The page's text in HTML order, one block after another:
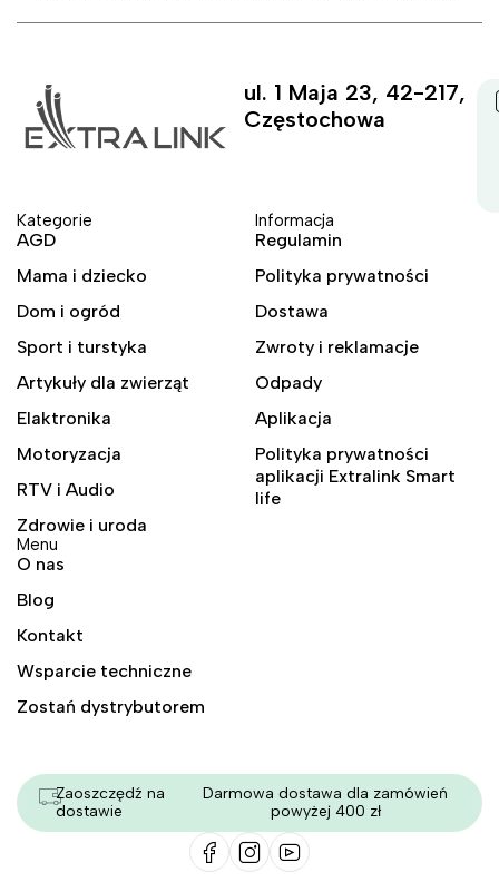
ul. 1 Maja 23, 42-217,
Częstochowa
Kategorie
AGD
Mama i dziecko
Dom i ogród
Sport i turstyka
Artykuły dla zwierząt
Elaktronika
Motoryzacja
RTV i Audio
Zdrowie i uroda
Informacja
Regulamin
Polityka prywatności
Dostawa
Zwroty i reklamacje
Odpady
Aplikacja
Polityka prywatności
aplikacji Extralink Smart
life
Menu
O nas
Blog
Kontakt
Wsparcie techniczne
Zostań dystrybutorem
Zaoszczędź na
dostawie
Darmowa dostawa dla zamówień
powyżej 400 zł